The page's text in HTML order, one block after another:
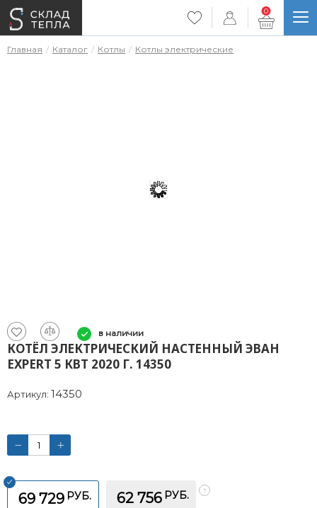
0
Главная Каталог Котлы Котлы электрические
в наличии
КОТЁЛ ЭЛЕКТРИЧЕСКИЙ НАСТЕННЫЙ ЭВАН
EXPERT 5 КВТ 2020 Г. 14350
Артикул: 14350
69 729 РУБ. 62 756 РУБ.